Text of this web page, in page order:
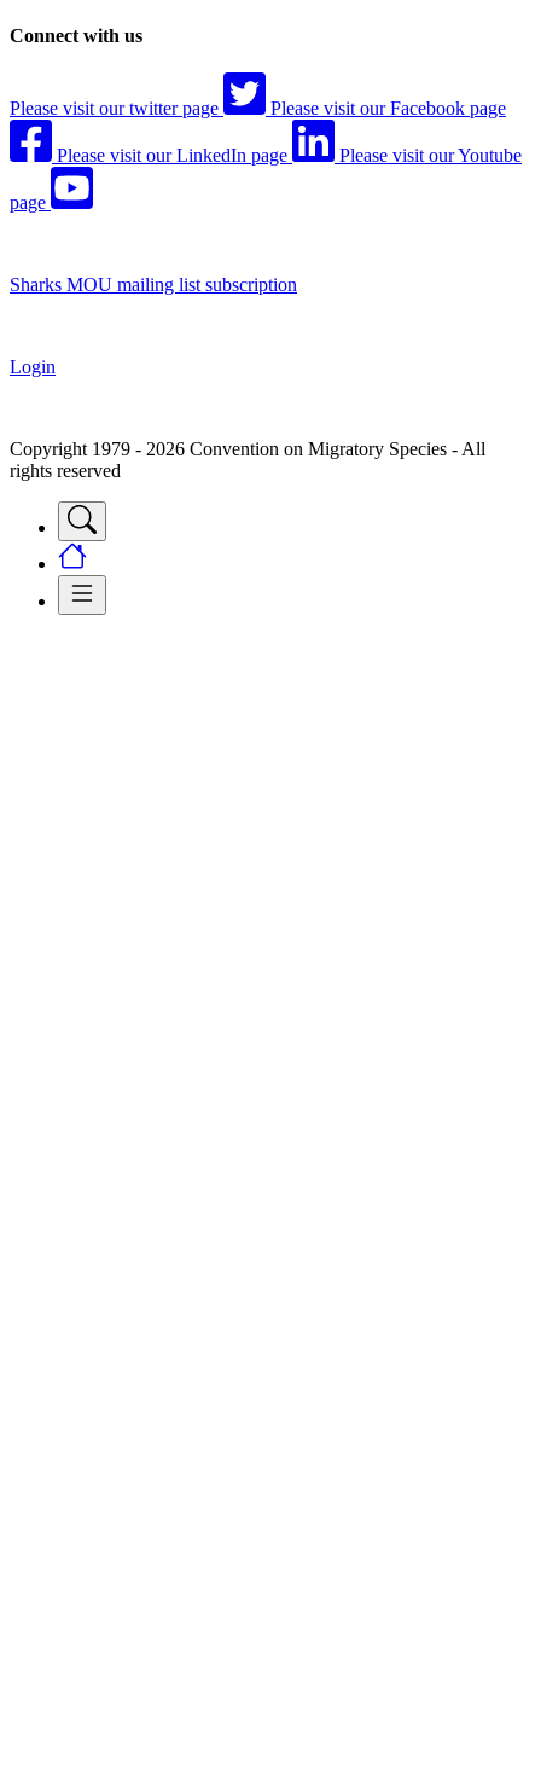
Connect with us
Please visit our twitter page Please visit our Facebook page
Please visit our LinkedIn page Please visit our Youtube
page
Sharks MOU mailing list subscription
Login
Copyright 1979 - 2026 Convention on Migratory Species - All
rights reserved